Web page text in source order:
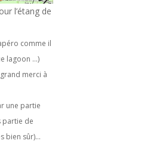
l’étang de
comme il
lagoon …)
merci à
une partie
partie de
bien sûr)…